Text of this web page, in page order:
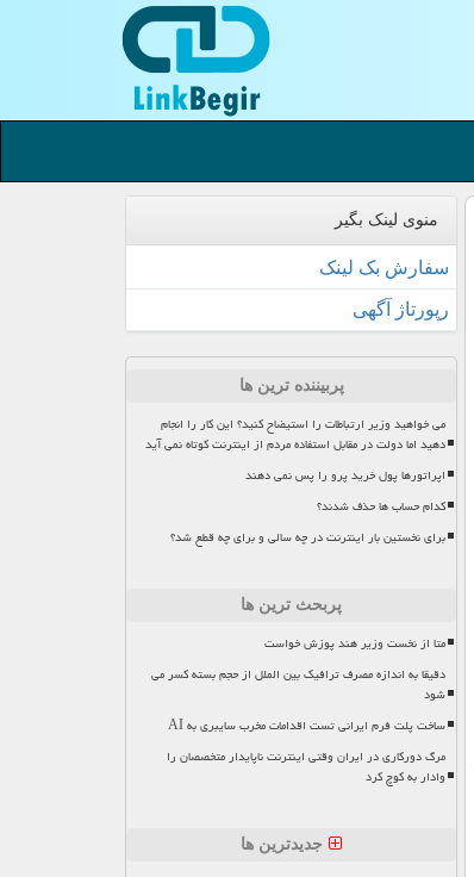
منوی لینک بگیر
سفارش بک لینک
رپورتاژ آگهی
پربیننده ترین ها
می خواهید وزیر ارتباطات را استیضاح کنید؟ این کار را انجام
دهید اما دولت در مقابل استفاده مردم از اینترنت کوتاه نمی آید
اپراتورها پول خرید پرو را پس نمی دهند
کدام حساب ها حذف شدند؟
برای نخستین بار اینترنت در چه سالی و برای چه قطع شد؟
پربحث ترین ها
متا از نخست وزیر هند پوزش خواست
دقیقا به اندازه مصرف ترافیک بین الملل از حجم بسته کسر می
شود
ساخت پلت فرم ایرانی تست اقدامات مخرب سایبری به AI
مرگ دورکاری در ایران وقتی اینترنت ناپایدار متخصصان را
وادار به کوچ کرد
جدیدترین ها